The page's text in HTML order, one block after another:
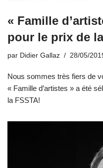
« Famille
pour le prix de
par Didier Gallaz 28/05/
Nous sommes très fiers de
« Famille d’artistes » a été
la FSSTA!